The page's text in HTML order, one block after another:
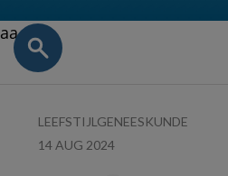
aa
LEEFSTIJLGENEESKUNDE
14 AUG 2024